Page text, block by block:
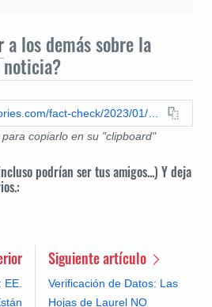
a los demás sobre la
noticia?
copiarlo en su "clipboard"
podrían ser tus amigos...) Y deja
Siguiente artículo
Verificación de Datos: Las
Hojas de Laurel NO